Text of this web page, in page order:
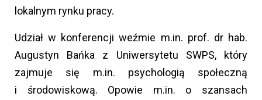
lokalnym rynku pracy.
Udział w konferencji weźmie m.in. prof. dr hab.
Augustyn Bańka z Uniwersytetu SWPS, który
zajmuje się m.in. psychologią społeczną
i środowiskową. Opowie m.in. o szansach